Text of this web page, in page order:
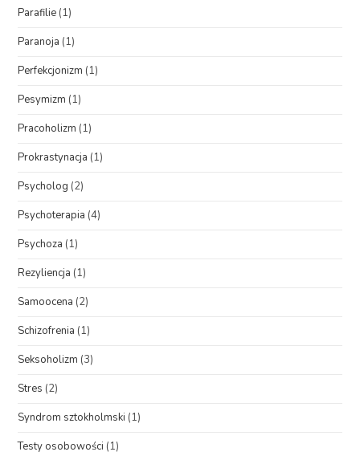
Parafilie (1)
Paranoja (1)
Perfekcjonizm (1)
Pesymizm (1)
Pracoholizm (1)
Prokrastynacja (1)
Psycholog (2)
Psychoterapia (4)
Psychoza (1)
Rezyliencja (1)
Samoocena (2)
Schizofrenia (1)
Seksoholizm (3)
Stres (2)
Syndrom sztokholmski (1)
Testy osobowości (1)